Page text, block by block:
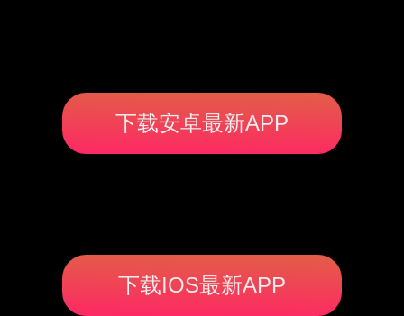
下载安卓最新APP
下载IOS最新APP